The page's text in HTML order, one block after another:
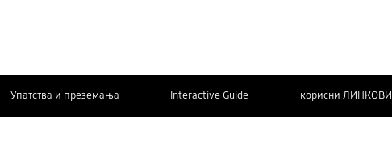
Упатства и преземања Interactive Guide корисни ЛИНКОВИ